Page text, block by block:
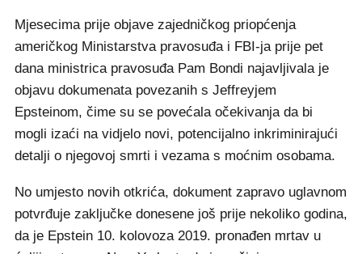
Mjesecima prije objave zajedničkog priopćenja
američkog Ministarstva pravosuđa i FBI-ja prije pet
dana ministrica pravosuđa Pam Bondi najavljivala je
objavu dokumenata povezanih s Jeffreyjem
Epsteinom, čime su se povećala očekivanja da bi
mogli izaći na vidjelo novi, potencijalno inkriminirajući
detalji o njegovoj smrti i vezama s moćnim osobama.
No umjesto novih otkrića, dokument zapravo uglavnom
potvrđuje zaključke donesene još prije nekoliko godina,
da je Epstein 10. kolovoza 2019. pronađen mrtav u